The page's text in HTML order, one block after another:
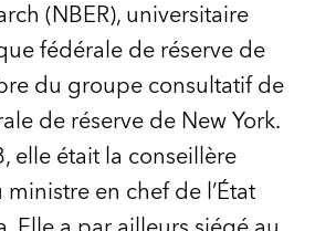
(NBER), universitaire
fédérale de réserve de
du groupe consultatif de
de réserve de New York.
elle était la conseillère
en chef de l’État